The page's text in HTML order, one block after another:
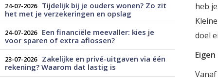
24-07-2026
Tijdelijk bij je ouders wonen? Zo zit
het met je verzekeringen en opslag
24-07-2026
Een financiële meevaller: kies je
voor sparen of extra aflossen?
23-07-2026
Zakelijke en privé-uitgaven via één
rekening? Waarom dat lastig is
heb
doel